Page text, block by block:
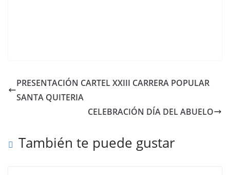
PRESENTACIÓN CARTEL XXIII CARRERA POPULAR
SANTA QUITERIA
CELEBRACIÓN DÍA DEL ABUELO
También te puede gustar